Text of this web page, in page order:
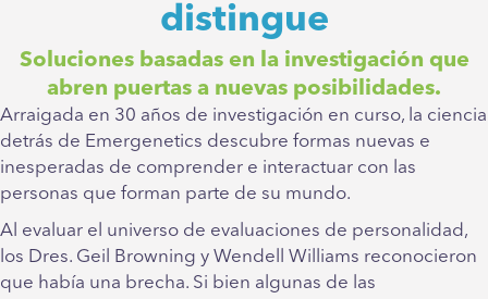
distingue
Soluciones basadas en la investigación que
abren puertas a nuevas posibilidades.
Arraigada en 30 años de investigación en curso, la ciencia
detrás de Emergenetics descubre formas nuevas e
inesperadas de comprender e interactuar con las
personas que forman parte de su mundo.
Al evaluar el universo de evaluaciones de personalidad,
los Dres. Geil Browning y Wendell Williams reconocieron
que había una brecha. Si bien algunas de las